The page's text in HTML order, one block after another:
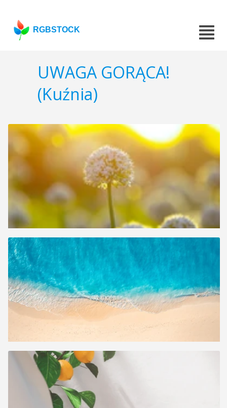
RGBSTOCK
UWAGA GORĄCA!
(Kuźnia)